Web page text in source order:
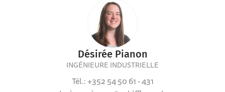
Désirée Pianon
INGÉNIEURE INDUSTRIELLE
Tél.: +352 54 50 61 - 431